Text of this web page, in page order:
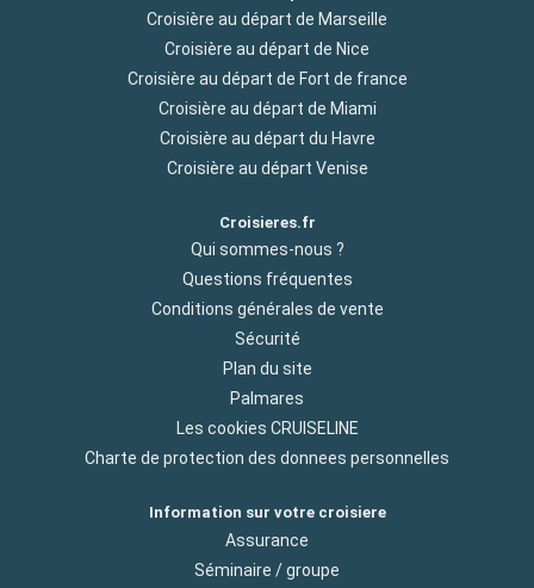
Croisière au départ de Marseille
Croisière au départ de Nice
Croisière au départ de Fort de france
Croisière au départ de Miami
Croisière au départ du Havre
Croisière au départ Venise
Croisieres.fr
Qui sommes-nous ?
Questions fréquentes
Conditions générales de vente
Sécurité
Plan du site
Palmares
Les cookies CRUISELINE
Charte de protection des donnees personnelles
Information sur votre croisiere
Assurance
Séminaire / groupe